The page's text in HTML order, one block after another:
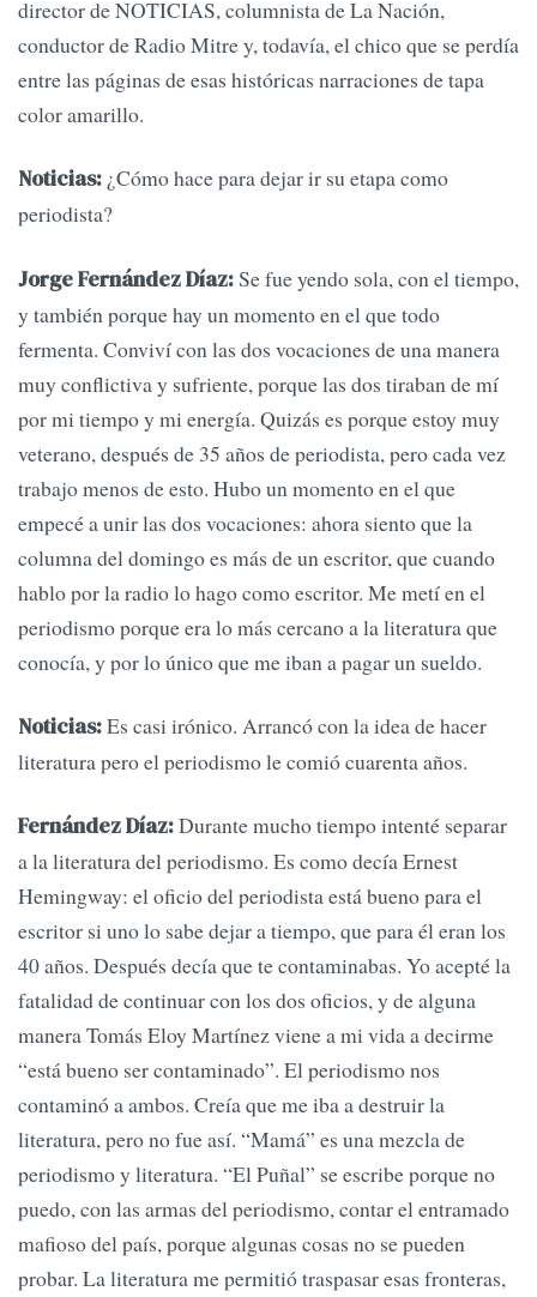
director de NOTICIAS, columnista de La Nación,
conductor de Radio Mitre y, todavía, el chico que se perdía
entre las páginas de esas históricas narraciones de tapa
color amarillo.
Noticias: ¿Cómo hace para dejar ir su etapa como
periodista?
Jorge Fernández Díaz:Se fue yendo sola, con el tiempo,
y también porque hay un momento en el que todo
fermenta. Conviví con las dos vocaciones de una manera
muy conflictiva y sufriente, porque las dos tiraban de mí
por mi tiempo y mi energía. Quizás es porque estoy muy
veterano, después de 35 años de periodista, pero cada vez
trabajo menos de esto. Hubo un momento en el que
empecé a unir las dos vocaciones: ahora siento que la
columna del domingo es más de un escritor, que cuando
hablo por la radio lo hago como escritor. Me metí en el
periodismo porque era lo más cercano a la literatura que
conocía, y por lo único que me iban a pagar un sueldo.
Noticias:Es casi irónico. Arrancó con la idea de hacer
literatura pero el periodismo le comió cuarenta años.
Fernández Díaz:Durante mucho tiempo intenté separar
a la literatura del periodismo. Es como decía Ernest
Hemingway: el oficio del periodista está bueno para el
escritor si uno lo sabe dejar a tiempo, que para él eran los
40 años. Después decía que te contaminabas. Yo acepté la
fatalidad de continuar con los dos oficios, y de alguna
manera Tomás Eloy Martínez viene a mi vida a decirme
“está bueno ser contaminado”. El periodismo nos
contaminó a ambos. Creía que me iba a destruir la
literatura, pero no fue así. “Mamá” es una mezcla de
periodismo y literatura. “El Puñal” se escribe porque no
puedo, con las armas del periodismo, contar el entramado
mafioso del país, porque algunas cosas no se pueden
probar. La literatura me permitió traspasar esas fronteras,